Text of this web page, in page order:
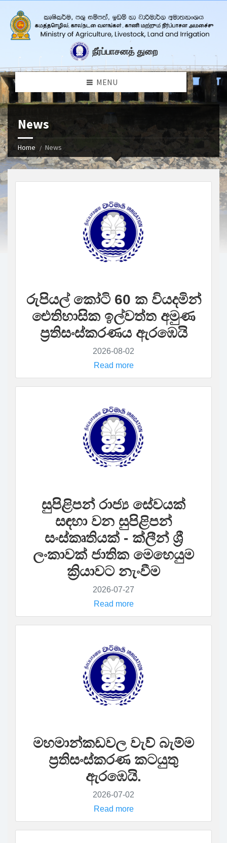
நீர்ப்பாசனத் துறை
MENU
News
Home News
රුපියල් කෝටි 60 ක වියදමින්
ඓතිහාසික ඉල්වත්ත අමුණ
ප්‍රතිසංස්කරණය ඇරඹෙයි
2026-08-02
Read more
සුපිළිපන් රාජ්‍ය සේවයක්
සඳහා වන සුපිළිපන්
සංස්කෘතියක් - ක්ලීන් ශ්‍රී
ලංකාවක් ජාතික මෙහෙයුම
ක්‍රියාවට නැංවීම
2026-07-27
Read more
මහමාන්කඩවල වැව් බැම්ම
ප්‍රතිසංස්කරණ කටයුතු
ඇරඹෙයි.
2026-07-02
Read more